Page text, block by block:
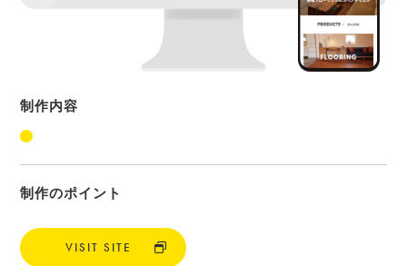
制作内容
制作のポイント
VISIT SITE